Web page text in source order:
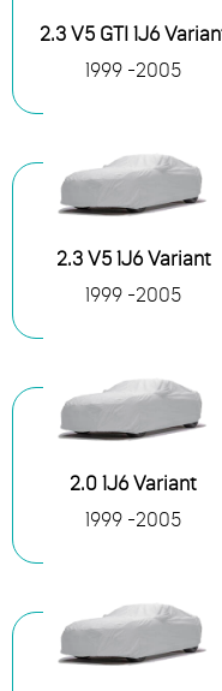
2.3 V5 GTI 1J6
1999 -2005
2.3 V5 1J6 Variant
1999 -2005
2.0 1J6 Variant
1999 -2005